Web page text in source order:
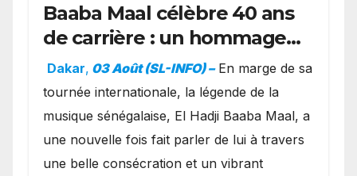
Baaba Maal célèbre 40 ans
de carrière : un hommage
exceptionnel à Oslo en
présence de la famille
royale.
Dakar, 03 Août (SL-INFO) – ​En marge de sa
tournée internationale, la légende de la
musique sénégalaise, El Hadji Baaba Maal, a
une nouvelle fois fait parler de lui à travers
une belle consécration et un vibrant